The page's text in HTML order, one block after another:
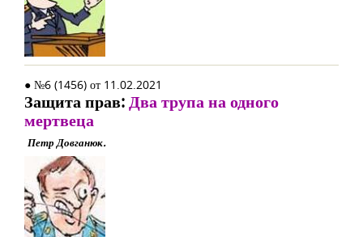
● №6 (1456) от 11.02.2021
Защита прав:Два трупа на одного
мертвеца
Петр Довганюк.